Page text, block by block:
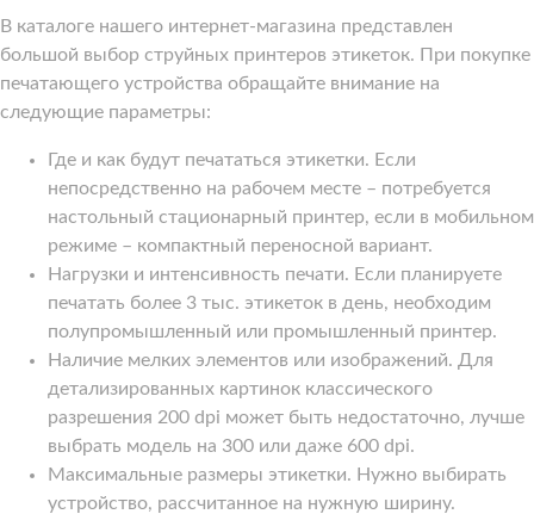
В каталоге нашего интернет-магазина представлен
большой выбор струйных принтеров этикеток. При покупке
печатающего устройства обращайте внимание на
следующие параметры:
Где и как будут печататься этикетки. Если
непосредственно на рабочем месте – потребуется
настольный стационарный принтер, если в мобильном
режиме – компактный переносной вариант.
Нагрузки и интенсивность печати. Если планируете
печатать более 3 тыс. этикеток в день, необходим
полупромышленный или промышленный принтер.
Наличие мелких элементов или изображений. Для
детализированных картинок классического
разрешения 200 dpi может быть недостаточно, лучше
выбрать модель на 300 или даже 600 dpi.
Максимальные размеры этикетки. Нужно выбирать
устройство, рассчитанное на нужную ширину.